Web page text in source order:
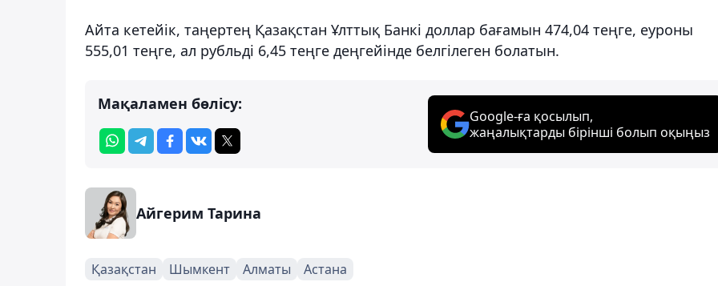
Айта кетейік, таңертең Қазақстан Ұлттық Банкі доллар бағамын 474,04 теңге, еуроны
555,01 теңге, ал рубльді 6,45 теңге деңгейінде белгілеген болатын.
Мақаламен бөлісу:
Google-ға қосылып,
жаңалықтарды бірінші болып оқыңыз
Айгерим Тарина
Қазақстан Шымкент Алматы Астана